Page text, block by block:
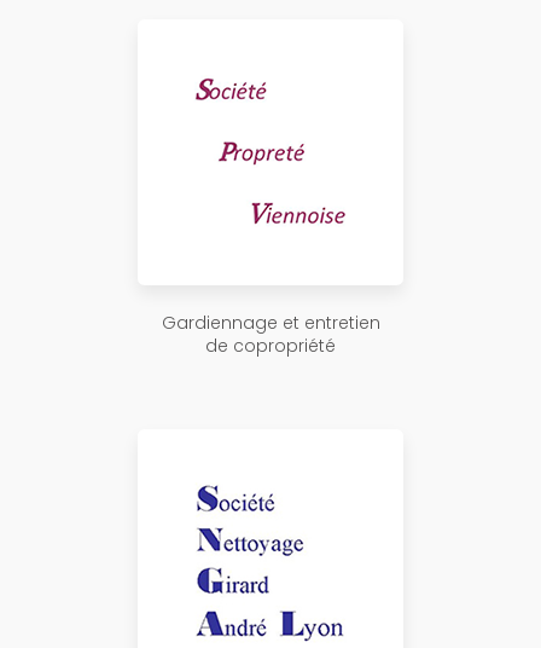
Gardiennage et entretien
de copropriété